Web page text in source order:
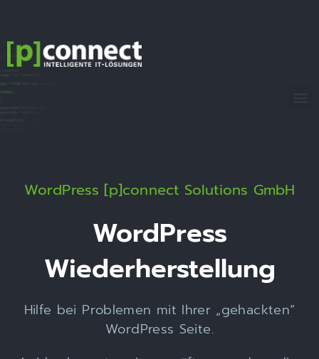
[p]connect
GmbH
WordPress [p]connect Solutions GmbH
WordPress
Wiederherstellung
Hilfe bei Problemen mit Ihrer „gehackten“
WordPress Seite.